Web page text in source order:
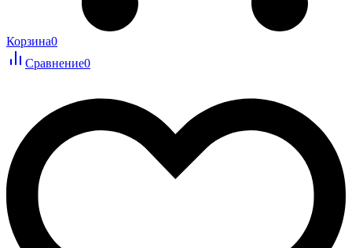
Корзина0
Сравнение0